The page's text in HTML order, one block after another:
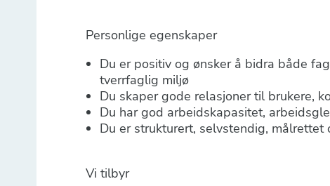
Personlige egenskaper
Du er positiv og ønsker å bidra både
tverrfaglig miljø
Du skaper gode relasjoner til brukere,
Du har god arbeidskapasitet,
Du er strukturert, selvstendig, målrettet
Vi tilbyr